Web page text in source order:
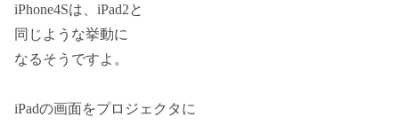
iPhone4Sは、iPad2と
同じような挙動に
なるそうですよ。
iPadの画面をプロジェクタに